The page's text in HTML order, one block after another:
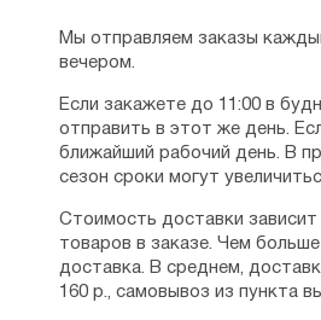
Мы отправляем заказы
вечером.
Если закажете до 11:00 в
отправить в этот же день.
ближайший рабочий день. В
сезон сроки могут
Стоимость доставки зависит
товаров в заказе. Чем
доставка. В среднем,
160 р., самовывоз из пункта